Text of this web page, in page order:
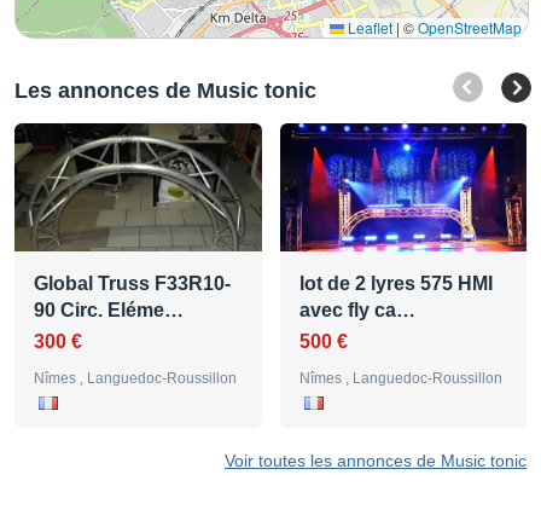
Leaflet | ©OpenStreetMap
Les annonces de Music tonic
Global Truss F33R10-
90 Circ. Eléme…
300 €
Nîmes , Languedoc-Roussillon
lot de 2 lyres 575 HMI
avec fly ca…
500 €
Nîmes , Languedoc-Roussillon
Voir toutes les annonces de Music tonic